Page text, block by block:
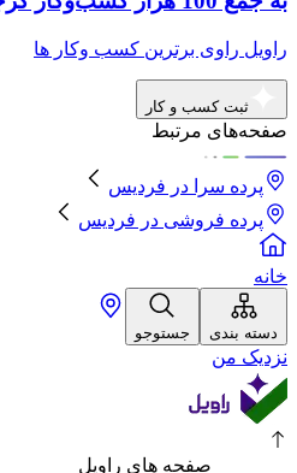
راویل راوی برترین کسب وکار ها
ثبت کسب و کار
صفحه‌های مرتبط
پرده سرا در فردیس
پرده فروشی در فردیس
خانه
دسته بندی جستوجو
نزدیک من
صفحه های راویل